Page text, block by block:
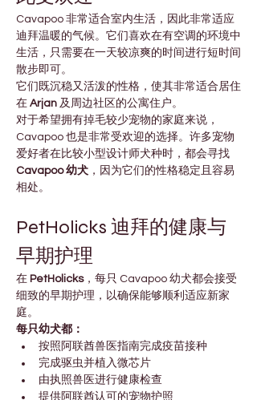
Cavapoo 非常适合室内生活，因此非常适应
迪拜温暖的气候。它们喜欢在有空调的环境中
生活，只需要在一天较凉爽的时间进行短时间
散步即可。
它们既沉稳又活泼的性格，使其非常适合居住
在 Arjan 及周边社区的公寓住户。
对于希望拥有掉毛较少宠物的家庭来说，
Cavapoo 也是非常受欢迎的选择。许多宠物
爱好者在比较小型设计师犬种时，都会寻找
Cavapoo 幼犬 ，因为它们的性格稳定且容易
相处。
PetHolicks 迪拜的健康与
早期护理
在 PetHolicks，每只 Cavapoo 幼犬都会接受
细致的早期护理，以确保能够顺利适应新家
庭。
每只幼犬都：
按照阿联酋兽医指南完成疫苗接种
完成驱虫并植入微芯片
由执照兽医进行健康检查
提供阿联酋认可的宠物护照